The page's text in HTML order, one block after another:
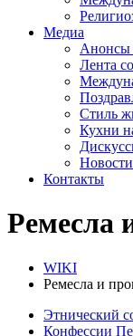
Медиа
Анонсы
Лента
Cтиль
Кухни
Контакты
Ремесла
WIKI
Ремесла и
Этнический
Конфессии